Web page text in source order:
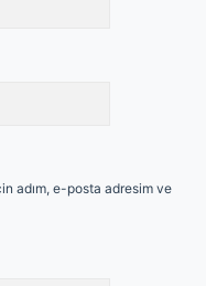
adım, e-posta adresim ve